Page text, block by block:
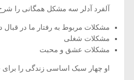
آلفرد آدلر سه مشکل همگانی را
مشکلات مربوط به رفتار ما در قبال
مشکلات شغلی
مشکلات عشق و محبت
او چهار سبک اساسی زندگی را